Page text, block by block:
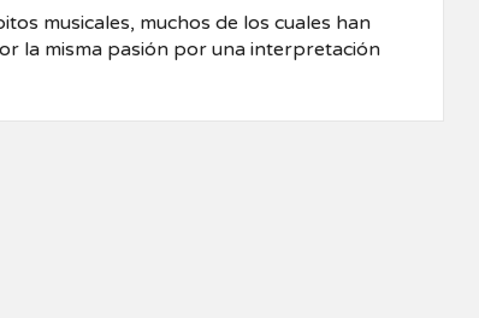
musicales, muchos de los cuales han
la misma pasión por una interpretación